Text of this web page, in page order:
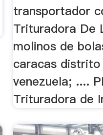
transportador
Trituradora De
molinos de
caracas
venezuela; ....
Trituradora de